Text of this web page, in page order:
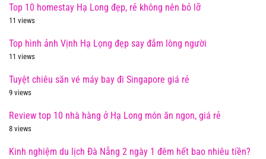
Top 10 homestay Hạ Long đẹp, rẻ không nên bỏ lỡ
11 views
Top hình ảnh Vịnh Hạ Lọng đẹp say đắm lòng người
11 views
Tuyệt chiêu săn vé máy bay đi Singapore giá rẻ
9 views
Review top 10 nhà hàng ở Hạ Long món ăn ngon, giá rẻ
8 views
Kinh nghiệm du lịch Đà Nẵng 2 ngày 1 đêm hết bao nhiêu tiền?